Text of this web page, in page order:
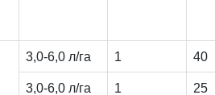
3,0-6,0 л/га 1 40
3,0-6,0 л/га 1 25